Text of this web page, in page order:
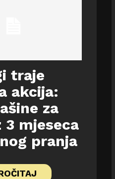
traje
akcija:
za
3 mjeseca
pranja